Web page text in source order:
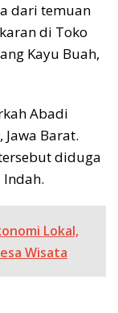
dari temuan
di Toko
Kayu Buah,
Abadi
Barat.
diduga
Lokal,
Wisata